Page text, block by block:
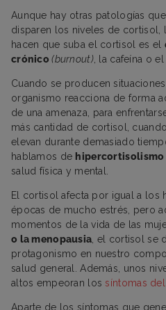
Aunque hay otras patologías
disparen los niveles de cortisol,
hacen que suba el cortisol es el
crónico(burnout), la cafeína o
Cuando se producen
organismo reacciona de forma
de una amenaza, para
más cantidad de cortisol,
elevan durante demasiado
hablamos de hipercortisolismo
salud física y mental.
El cortisol afecta por igual a los
épocas de mucho estrés, pero
momentos de la vida de las
o la menopausia , el cortisol se
protagonismo en nuestro
salud general. Además, unos
altos empeoran los síntomas del
Aparte de los síntomas que